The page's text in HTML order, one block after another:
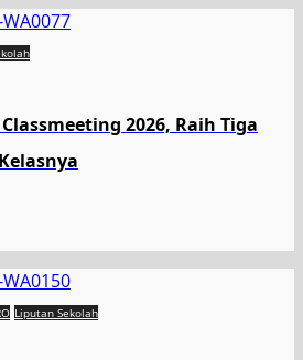
2026, Raih Tiga
Liputan Sekolah